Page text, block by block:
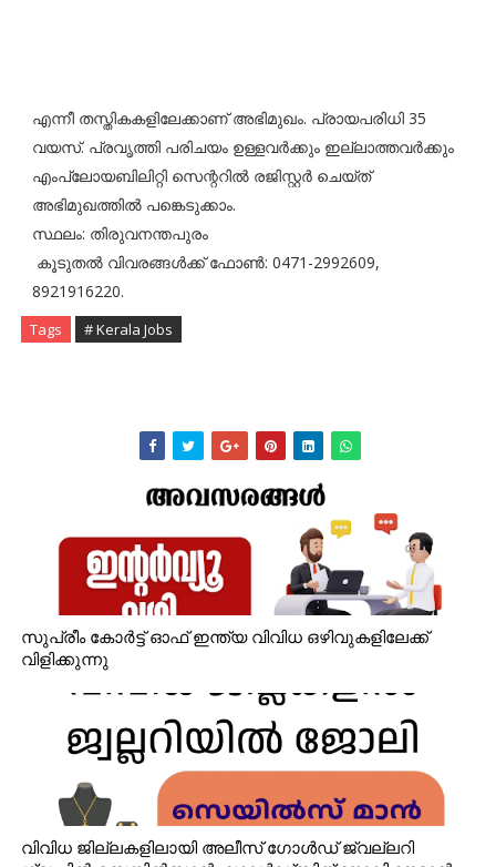
എന്നീ തസ്തികകളിലേക്കാണ് അഭിമുഖം. പ്രായപരിധി 35
വയസ്. പ്രവൃത്തി പരിചയം ഉള്ളവർക്കും ഇല്ലാത്തവർക്കും
എംപ്ലോയബിലിറ്റി സെന്ററിൽ രജിസ്റ്റർ ചെയ്ത്
അഭിമുഖത്തിൽ പങ്കെടുക്കാം.
സ്ഥലം: തിരുവനന്തപുരം
കൂടുതൽ വിവരങ്ങൾക്ക് ഫോൺ: 0471-2992609,
8921916220.
Tags # Kerala Jobs
സുപ്രീം കോർട്ട് ഓഫ് ഇന്ത്യ വിവിധ ഒഴിവുകളിലേക്ക്
വിളിക്കുന്നു
വിവിധ ജില്ലകളിലായി അലീസ് ഗോൾഡ് ജ്വല്ലറി